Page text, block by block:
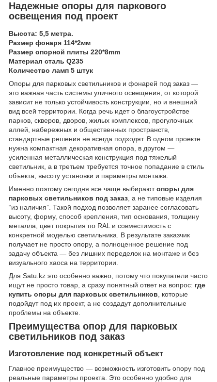
Надежные опоры для паркового
освещения под проект
Высота: 5,5 метра.
Размер фонаря 114*2мм
Размер опорной плиты 220*8mm
Материал сталь Q235
Количество ламп 5 штук
Опоры для парковых светильников и фонарей под заказ —
это важная часть системы уличного освещения, от которой
зависит не только устойчивость конструкции, но и внешний
вид всей территории. Когда речь идет о благоустройстве
парков, скверов, дворов, жилых комплексов, прогулочных
аллей, набережных и общественных пространств,
стандартные решения не всегда подходят. В одном проекте
нужна компактная декоративная опора, в другом —
усиленная металлическая конструкция под тяжелый
светильник, а в третьем требуется точное попадание в стиль
объекта, высоту установки и параметры монтажа.
Именно поэтому сегодня все чаще выбираютопоры для
парковых светильников под заказ , а не типовые изделия
“из наличия”. Такой подход позволяет заранее согласовать
высоту, форму, способ крепления, тип основания, толщину
металла, цвет покрытия по RAL и совместимость с
конкретной моделью светильника. В результате заказчик
получает не просто опору, а полноценное решение под
задачу объекта — без лишних переделок на монтаже и без
визуального хаоса на территории.
Для Satu.kz это особенно важно, потому что покупатели часто
ищут не просто товар, а сразу понятный ответ на вопрос: где
купить опоры для парковых светильников , которые
подойдут под их проект, а не создадут дополнительные
проблемы на объекте.
Преимущества опор для парковых
светильников под заказ
Изготовление под конкретный объект
Главное преимущество — возможность изготовить опору под
реальные параметры проекта. Это особенно удобно для